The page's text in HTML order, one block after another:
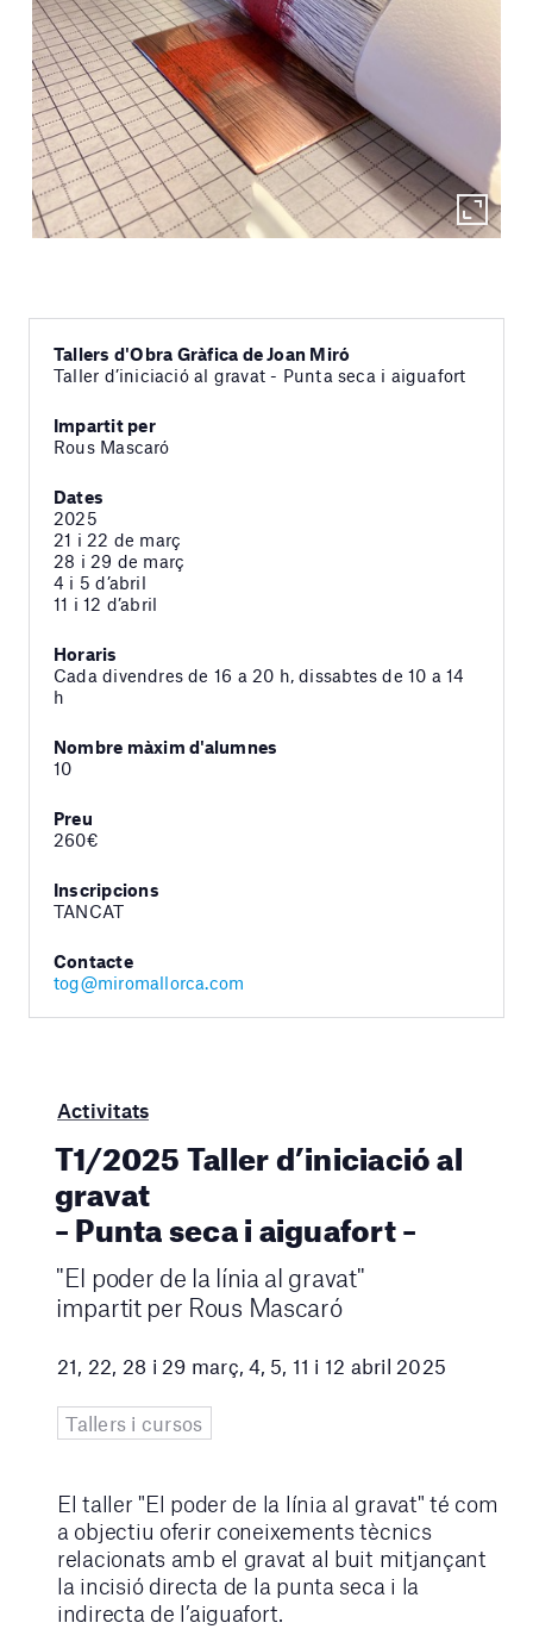
Tallers d'Obra Gràfica de Joan Miró
Taller d’iniciació al gravat - Punta seca i aiguafort
Impartit per
Rous Mascaró
Dates
2025
21 i 22 de març
28 i 29 de març
4 i 5 d’abril
11 i 12 d’abril
Horaris
Cada divendres de 16 a 20 h, dissabtes de 10 a 14
h
Nombre màxim d'alumnes
10
Preu
260€
Inscripcions
TANCAT
Contacte
tog@miromallorca.com
Activitats
T1/2025 Taller d’iniciació al
gravat
– Punta seca i aiguafort –
"El poder de la línia al gravat"
impartit per Rous Mascaró
21, 22, 28 i 29 març, 4, 5, 11 i 12 abril 2025
Tallers i cursos
El taller "El poder de la línia al gravat" té com
a objectiu oferir coneixements tècnics
relacionats amb el gravat al buit mitjançant
la incisió directa de la punta seca i la
indirecta de l’aiguafort.